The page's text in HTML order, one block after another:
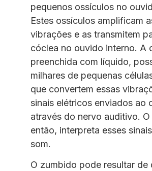
pequenos ossículos no
Estes ossículos amplificam
vibrações e as transmitem
cóclea no ouvido interno. A
preenchida com líquido,
milhares de pequenas
que convertem essas
sinais elétricos enviados ao
através do nervo auditivo.
então, interpreta esses
som.
O zumbido pode resultar de